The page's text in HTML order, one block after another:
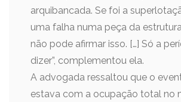
arquibancada. Se foi a
uma falha numa peça da
não pode afirmar isso. […] Só a
dizer”, complementou ela.
A advogada ressaltou que o
estava com a ocupação total no